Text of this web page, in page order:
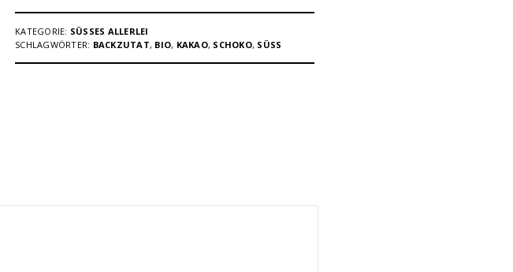
KATEGORIE: SÜSSES ALLERLEI
SCHLAGWÖRTER: BACKZUTAT, BIO, KAKAO, SCHOKO, SÜSS